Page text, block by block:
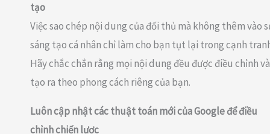
tạo
Việc sao chép nội dung của đối thủ mà không thêm vào
sáng tạo cá nhân chỉ làm cho bạn tụt lại trong cạnh
Hãy chắc chắn rằng mọi nội dung đều được điều chỉnh và
tạo ra theo phong cách riêng của bạn.
Luôn cập nhật các thuật toán mới của Google để điều
chỉnh chiến lược